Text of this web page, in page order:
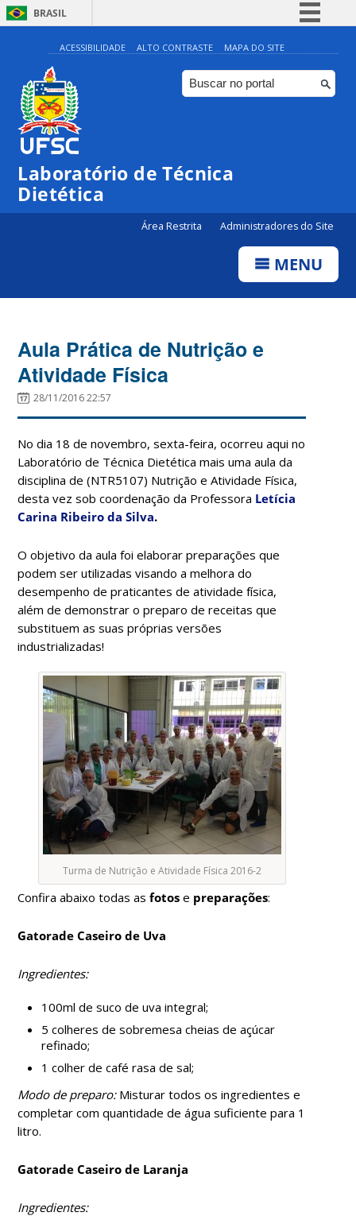
BRASIL
Simplifique!
Comunica BR
Participe
ACESSIBILIDADE ALTO CONTRASTE MAPA DO SITE
Laboratório de Técnica
Dietética
Área Restrita Administradores do Site
MENU
Aula Prática de Nutrição e
Atividade Física
28/11/2016 22:57
No dia 18 de novembro, sexta-feira, ocorreu aqui no
Laboratório de Técnica Dietética mais uma aula da
disciplina de (NTR5107) Nutrição e Atividade Física,
desta vez sob coordenação da Professora Letícia
Carina Ribeiro da Silva.
O objetivo da aula foi elaborar preparações que
podem ser utilizadas visando a melhora do
desempenho de praticantes de atividade física,
além de demonstrar o preparo de receitas que
substituem as suas próprias versões
industrializadas!
Turma de Nutrição e Atividade Física 2016-2
Confira abaixo todas as fotos e preparações:
Gatorade Caseiro de Uva
Ingredientes:
100ml de suco de uva integral;
5 colheres de sobremesa cheias de açúcar
refinado;
1 colher de café rasa de sal;
Modo de preparo:Misturar todos os ingredientes e
completar com quantidade de água suficiente para 1
litro.
Gatorade Caseiro de Laranja
Ingredientes: